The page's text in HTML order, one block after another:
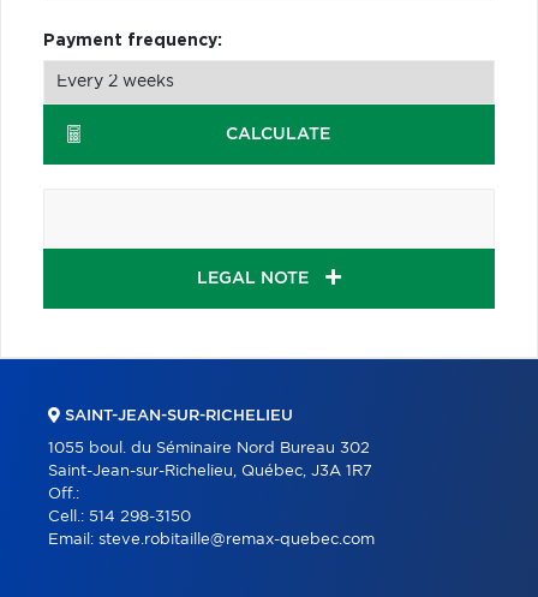
Payment frequency:
CALCULATE
LEGAL NOTE
SAINT-JEAN-SUR-RICHELIEU
1055 boul. du Séminaire Nord Bureau 302
Saint-Jean-sur-Richelieu, Québec, J3A 1R7
Off.:
Cell.: 514 298-3150
Email: steve.robitaille@remax-quebec.com